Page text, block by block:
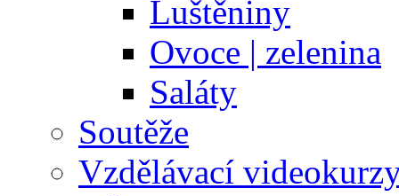
Luštěniny
Ovoce | zelenina
Saláty
Soutěže
Vzdělávací